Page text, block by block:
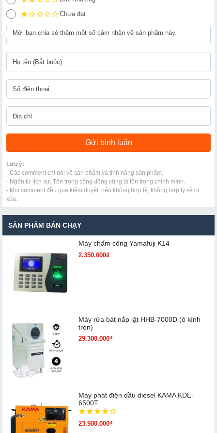
Chưa đạt
Lưu ý:
- Các comment chỉ nói về sản phẩm và tính năng sản phẩm.
- Ngôn từ lịch sự. Tôn trọng cộng đồng cũng là tôn trọng chính mình.
- Mọi comment đều qua kiểm duyệt, nếu không hợp lệ, không hợp lý sẽ bị
xóa.
SẢN PHẨM BÁN CHẠY
Máy chấm cô​ng Yamafuji K14
2.350.000₫
Máy rửa bát nắp lật HHB-7000D (ô kính
tròn)
29.300.000₫
Máy phát điện dầu diesel KAMA KDE-
6500T
23.900.000₫